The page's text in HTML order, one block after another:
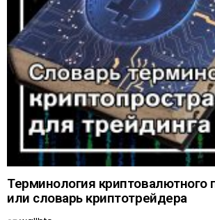
Терминология криптовалютного
или словарь криптотрейдера